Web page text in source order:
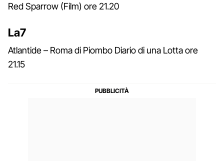
Red Sparrow (Film) ore 21.20
La7
Atlantide – Roma di Piombo Diario di una Lotta ore
21.15